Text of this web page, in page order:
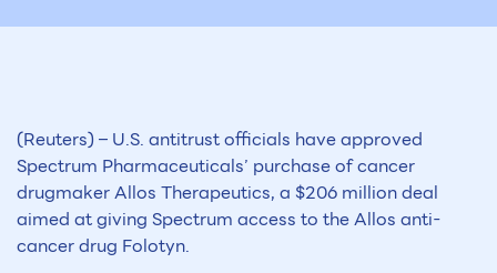
(Reuters) – U.S. antitrust officials have approved
Spectrum Pharmaceuticals’ purchase of cancer
drugmaker Allos Therapeutics, a $206 million deal
aimed at giving Spectrum access to the Allos anti-
cancer drug Folotyn.